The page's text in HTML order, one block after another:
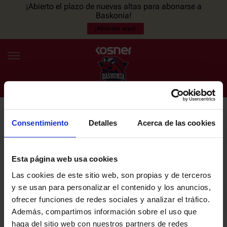
Consentimiento Detalles Acerca de las cookies
Esta página web usa cookies
Las cookies de este sitio web, son propias y de terceros
y se usan para personalizar el contenido y los anuncios,
ofrecer funciones de redes sociales y analizar el tráfico.
Además, compartimos información sobre el uso que
haga del sitio web con nuestros partners de redes
¡Abierto el plazo de nuevas altas para abonarse a
Baskonia!
¡Abónate aquí!
ES EU
NOTICIAS
PLANTILLA
ENTRADAS
NEWSLETTER
últimas noticias y promociones del club.
Email
He leído y acepto laPolítica de privacidaddel SASKI BASKONIA